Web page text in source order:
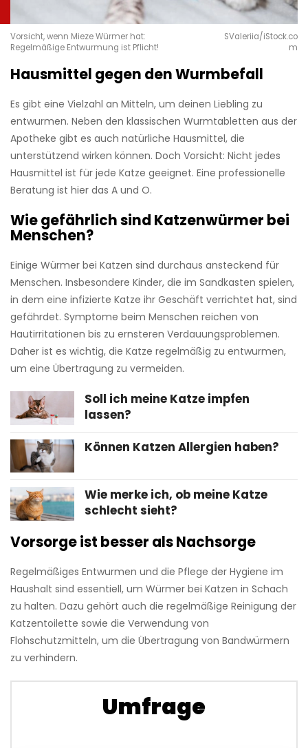
Vorsicht, wenn Mieze Würmer hat:
Regelmäßige Entwurmung ist Pflicht!
SValeriia/iStock.co
m
Hausmittel gegen den Wurmbefall
Es gibt eine Vielzahl an Mitteln, um deinen Liebling zu
entwurmen. Neben den klassischen Wurmtabletten aus der
Apotheke gibt es auch natürliche Hausmittel, die
unterstützend wirken können. Doch Vorsicht: Nicht jedes
Hausmittel ist für jede Katze geeignet. Eine professionelle
Beratung ist hier das A und O.
Wie gefährlich sind Katzenwürmer bei
Menschen?
Einige Würmer bei Katzen sind durchaus ansteckend für
Menschen. Insbesondere Kinder, die im Sandkasten spielen,
in dem eine infizierte Katze ihr Geschäft verrichtet hat, sind
gefährdet. Symptome beim Menschen reichen von
Hautirritationen bis zu ernsteren Verdauungsproblemen.
Daher ist es wichtig, die Katze regelmäßig zu entwurmen,
um eine Übertragung zu vermeiden.
Soll ich meine Katze impfen
lassen?
Können Katzen Allergien haben?
Wie merke ich, ob meine Katze
schlecht sieht?
Vorsorge ist besser als Nachsorge
Regelmäßiges Entwurmen und die Pflege der Hygiene im
Haushalt sind essentiell, um Würmer bei Katzen in Schach
zu halten. Dazu gehört auch die regelmäßige Reinigung der
Katzentoilette sowie die Verwendung von
Flohschutzmitteln, um die Übertragung von Bandwürmern
zu verhindern.
Umfrage